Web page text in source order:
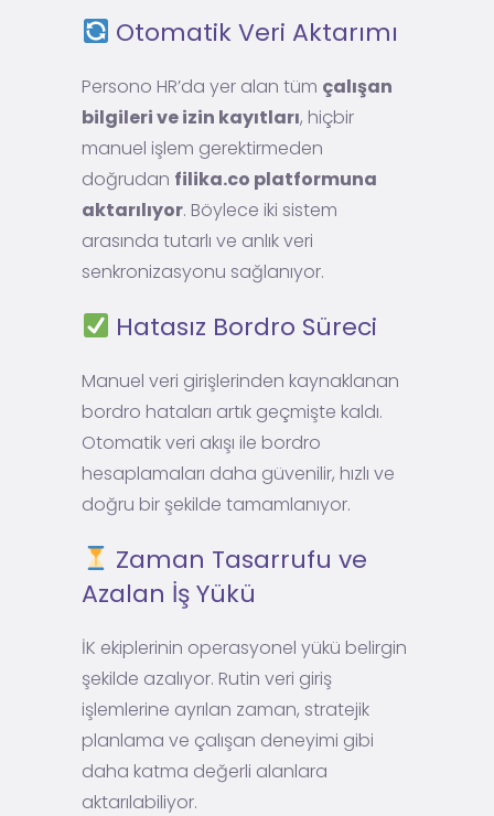
Otomatik Veri Aktarımı
Persono HR’da yer alan tüm çalışan
bilgileri ve izin kayıtları, hiçbir
manuel işlem gerektirmeden
doğrudan filika.co platformuna
aktarılıyor. Böylece iki sistem
arasında tutarlı ve anlık veri
senkronizasyonu sağlanıyor.
Hatasız Bordro Süreci
Manuel veri girişlerinden kaynaklanan
bordro hataları artık geçmişte kaldı.
Otomatik veri akışı ile bordro
hesaplamaları daha güvenilir, hızlı ve
doğru bir şekilde tamamlanıyor.
Zaman Tasarrufu ve
Azalan İş Yükü
İK ekiplerinin operasyonel yükü belirgin
şekilde azalıyor. Rutin veri giriş
işlemlerine ayrılan zaman, stratejik
planlama ve çalışan deneyimi gibi
daha katma değerli alanlara
aktarılabiliyor.